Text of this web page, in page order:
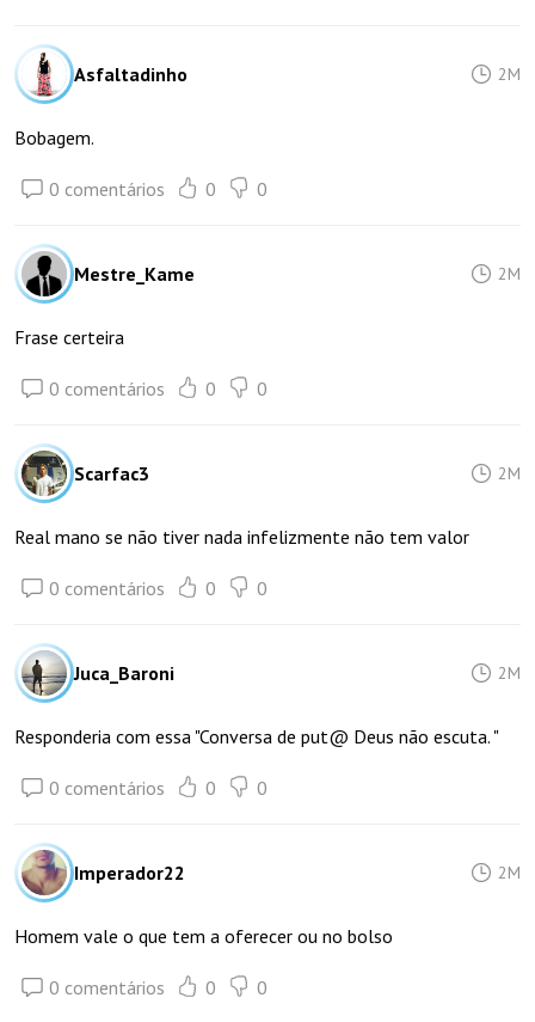
Asfaltadinho 2M
Bobagem.
0 comentários 0 0
Mestre_Kame 2M
Frase certeira
0 comentários 0 0
Scarfac3 2M
Real mano se não tiver nada infelizmente não tem valor
0 comentários 0 0
Juca_Baroni 2M
Responderia com essa "Conversa de put@ Deus não escuta. "
0 comentários 0 0
Imperador22 2M
Homem vale o que tem a oferecer ou no bolso
0 comentários 0 0